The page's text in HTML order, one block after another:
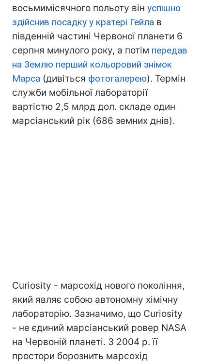
восьмимісячного польоту він успішно
здійснив посадку у кратері Гейла в
південній частині Червоної планети 6
серпня минулого року, а потім передав
на Землю перший кольоровий знімок
Марса (дивіться фотогалерею). Термін
служби мобільної лабораторії
вартістю 2,5 млрд дол. складе один
марсіанський рік (686 земних днів).
Curiosity - марсохід нового покоління,
який являє собою автономну хімічну
лабораторію. Зазначимо, що Curiosity
- не єдиний марсіанський ровер NASA
на Червоній планеті. З 2004 р. її
простори борознить марсохід